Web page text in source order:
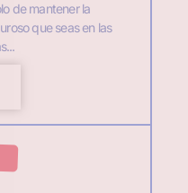
de mantener la
que seas en las